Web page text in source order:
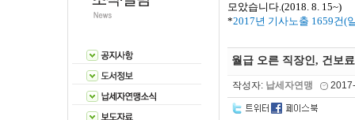
모았습니다.(2018. 8. 15~)
*2017년 기사노출 1659건(
월급 오른 직장인, 건보
작성자: 납세자연맹